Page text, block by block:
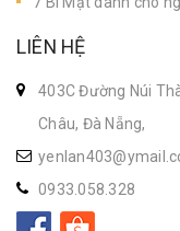
LIÊN HỆ
403C Đường Núi
Châu, Đà Nẵng,
0933.058.328